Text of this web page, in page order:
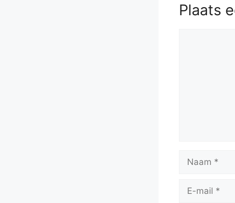
Plaats
mail